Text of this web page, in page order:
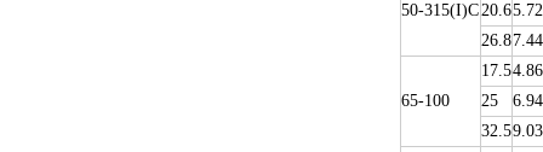
50-315(I)C20.65.72
26.87.44
65-100
17.54.86
25
6.94
32.59.03